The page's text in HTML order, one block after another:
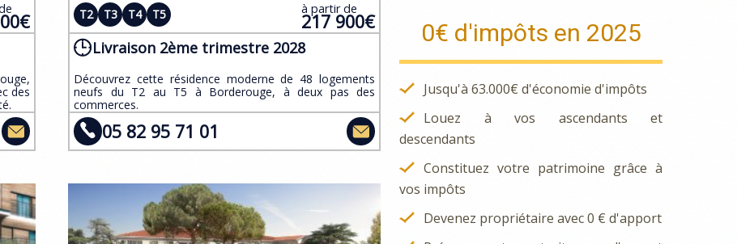
des
T2 T3 T4 T5 à partir de
217 900€
Livraison 2ème trimestre 2028
​Découvrez cette résidence moderne de 48 logements
neufs du T2 au T5 à Borderouge, à deux pas des
commerces.
05 82 95 71 01
0€ d'impôts en 2025
Jusqu'à 63.000€ d'économie d'impôts
Louez à vos ascendants et
descendants
Constituez votre patrimoine grâce à
vos impôts
Devenez propriétaire avec 0 € d'apport